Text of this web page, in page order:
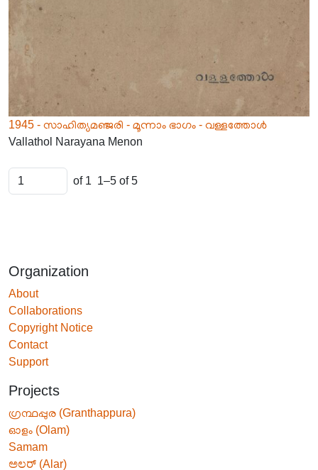
1945 - സാഹിത്യമഞ്ജരി - മൂന്നാം ഭാഗം - വള്ളത്തോൾ
Vallathol Narayana Menon
of 1 1–5 of 5
Organization
About
Collaborations
Copyright Notice
Contact
Support
Projects
ഗ്രന്ഥപ്പുര (Granthappura)
ഓളം (Olam)
Samam
ಅಲರ್ (Alar)